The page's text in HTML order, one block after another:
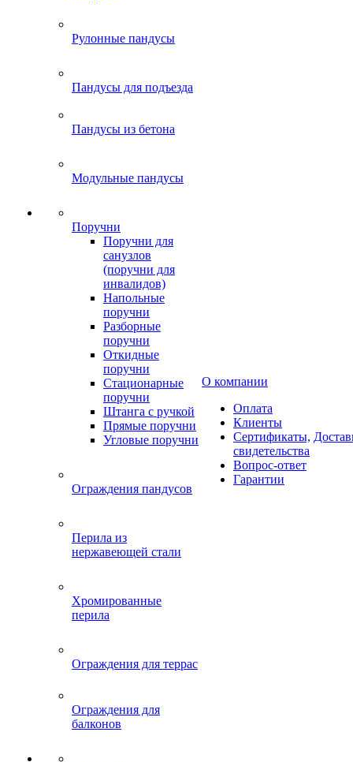
Рулонные пандусы
Пандусы для подъезда
Пандусы из бетона
Модульные пандусы
Поручни
Поручни для
санузлов
(поручни для
инвалидов)
Напольные
поручни
Разборные
поручни
Откидные
поручни
Стационарные
поручни
Штанга с ручкой
Прямые поручни
Угловые поручни
Ограждения пандусов
Перила из
нержавеющей стали
Хромированные
перила
Ограждения для террас
Ограждения для
балконов
О компании
Оплата
Клиенты
Сертификаты,
свидетельства
Вопрос-ответ
Гарантии